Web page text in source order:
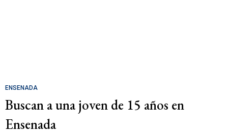
ENSENADA
Buscan a una joven de 15 años en
Ensenada